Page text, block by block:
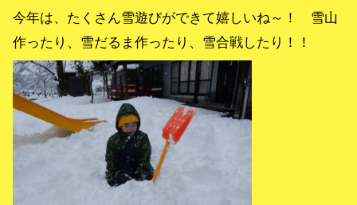
今年は、たくさん雪遊びができて嬉しいね～！ 雪山
作ったり、雪だるま作ったり、雪合戦したり！！